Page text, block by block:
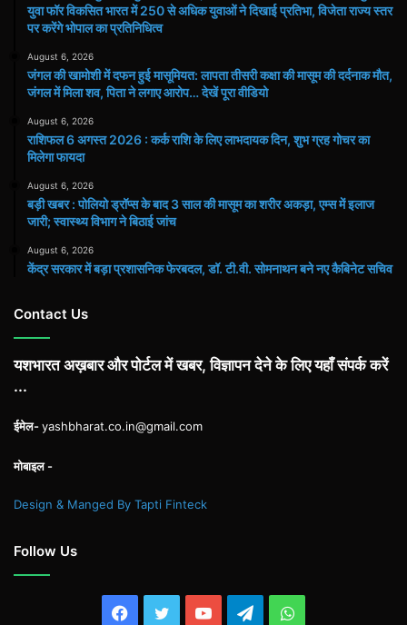
युवा फॉर विकसित भारत में 250 से अधिक युवाओं ने दिखाई प्रतिभा, विजेता राज्य स्तर
पर करेंगे भोपाल का प्रतिनिधित्व
August 6, 2026
जंगल की खामोशी में दफन हुई मासूमियत: लापता तीसरी कक्षा की मासूम की दर्दनाक मौत,
जंगल में मिला शव, पिता ने लगाए आरोप… देखें पूरा वीडियो
August 6, 2026
राशिफल 6 अगस्त 2026 : कर्क राशि के लिए लाभदायक दिन, शुभ ग्रह गोचर का
मिलेगा फायदा
August 6, 2026
बड़ी खबर : पोलियो ड्रॉप्स के बाद 3 साल की मासूम का शरीर अकड़ा, एम्स में इलाज
जारी; स्वास्थ्य विभाग ने बिठाई जांच
August 6, 2026
केंद्र सरकार में बड़ा प्रशासनिक फेरबदल, डॉ. टी.वी. सोमनाथन बने नए कैबिनेट सचिव
Contact Us
यशभारत अख़बार और पोर्टल में खबर, विज्ञापन देने के लिए यहाँ संपर्क करें
...
ईमेल-yashbharat.co.in@gmail.com
मोबाइल -
Design & Manged By Tapti Finteck
Follow Us
Facebook
TwitterYouTubeTelegramWhatsApp